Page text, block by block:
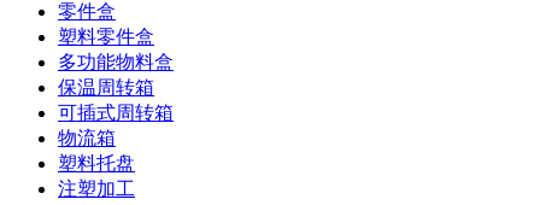
零件盒
塑料零件盒
多功能物料盒
保温周转箱
可插式周转箱
物流箱
塑料托盘
注塑加工